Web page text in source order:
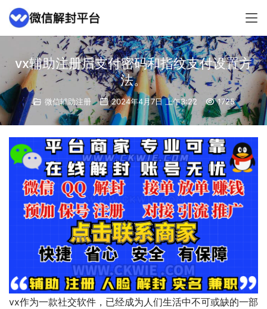
vx辅助注册后支付密码和指纹支付设置方
法。
微信辅助注册 2024年4月7日 上午3:22 1725
vx作为一款社交软件，已经成为人们生活中不可或缺的一部